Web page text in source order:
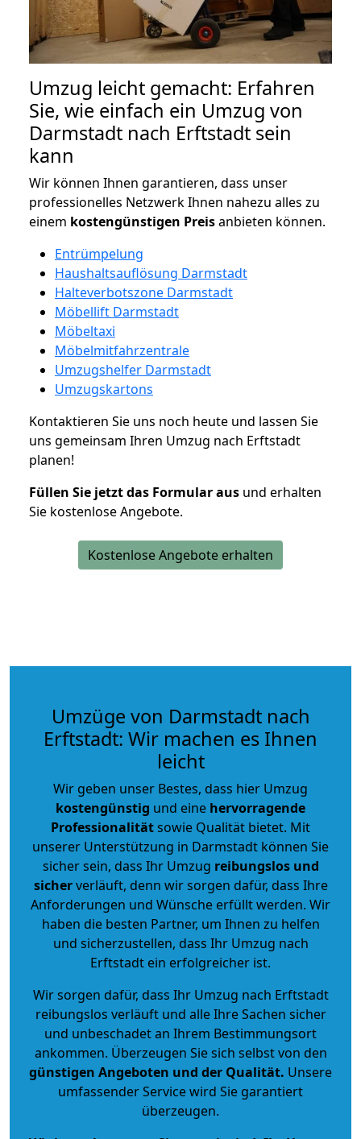
Umzug leicht gemacht: Erfahren
Sie, wie einfach ein Umzug von
Darmstadt nach Erftstadt sein
kann
Wir können Ihnen garantieren, dass unser
professionelles Netzwerk Ihnen nahezu alles zu
einem kostengünstigen Preisanbieten können.
Entrümpelung
Haushaltsauflösung Darmstadt
Halteverbotszone Darmstadt
Möbellift Darmstadt
Möbeltaxi
Möbelmitfahrzentrale
Umzugshelfer Darmstadt
Umzugskartons
Kontaktieren Sie uns noch heute und lassen Sie
uns gemeinsam Ihren Umzug nach Erftstadt
planen!
Füllen Sie jetzt das Formular aus und erhalten
Sie kostenlose Angebote.
Kostenlose Angebote erhalten
Umzüge von Darmstadt nach
Erftstadt: Wir machen es Ihnen
leicht
Wir geben unser Bestes, dass hier Umzug
kostengünstig und eine hervorragende
Professionalitätsowie Qualität bietet. Mit
unserer Unterstützung in Darmstadt können Sie
sicher sein, dass Ihr Umzug reibungslos und
sicherverläuft, denn wir sorgen dafür, dass Ihre
Anforderungen und Wünsche erfüllt werden. Wir
haben die besten Partner, um Ihnen zu helfen
und sicherzustellen, dass Ihr Umzug nach
Erftstadt ein erfolgreicher ist.
Wir sorgen dafür, dass Ihr Umzug nach Erftstadt
reibungslos verläuft und alle Ihre Sachen sicher
und unbeschadet an Ihrem Bestimmungsort
ankommen. Überzeugen Sie sich selbst von den
günstigen Angeboten und der Qualität. Unsere
umfassender Service wird Sie garantiert
überzeugen.